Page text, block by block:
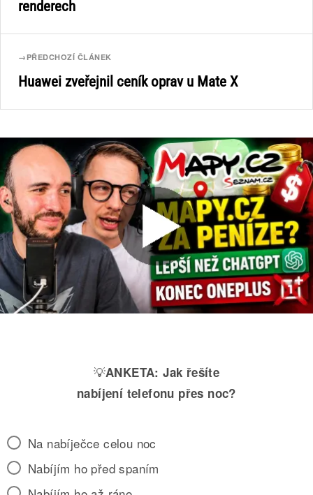
renderech
→ PŘEDCHOZÍ ČLÁNEK
Huawei zveřejnil ceník oprav u Mate X
💡ANKETA: Jak řešíte
nabíjení telefonu přes noc?
Na nabíječce celou noc
Nabíjím ho před spaním